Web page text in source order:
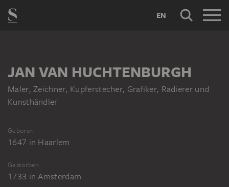
EN
JAN VAN HUCHTENBURGH
Maler, Zeichner, Kupferstecher, Grafiker, Radierer und
Kunsthändler
Geboren
1647 in Haarlem
Gestorben
1733 inAmsterdam